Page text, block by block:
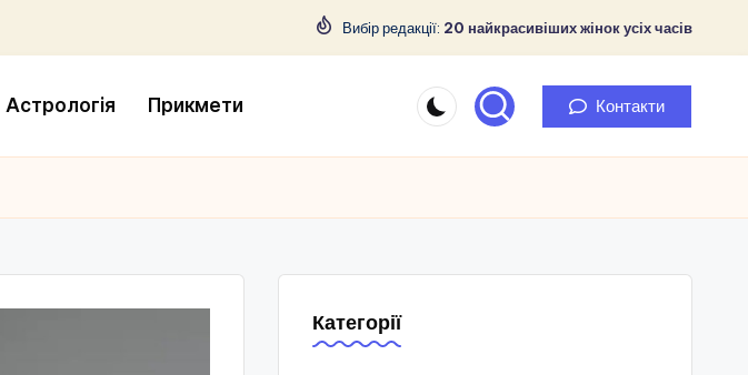
Вибір редакції: 20 найкрасивіших жінок усіх часів
Астрологія Прикмети Контакти
Категорії